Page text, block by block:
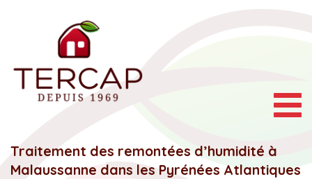
Traitement des remontées d’humidité à
Malaussanne dans les Pyrénées Atlantiques